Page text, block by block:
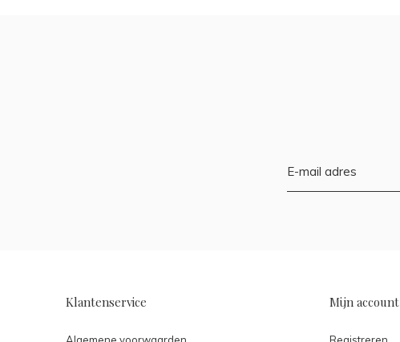
Klantenservice
Algemene voorwaarden
Mijn account
Registreren